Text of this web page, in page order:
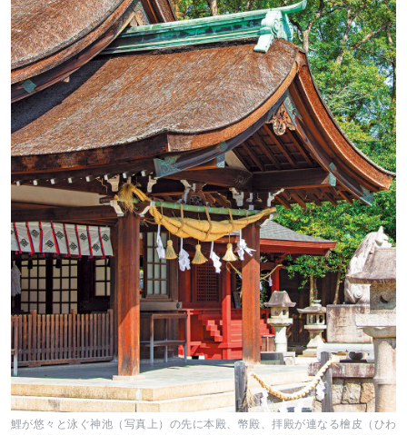
鯉が悠々と泳ぐ神池（写真上）の先に本殿、幣殿、拝殿が連なる檜皮（ひわ